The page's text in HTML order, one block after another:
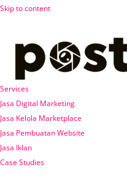
Skip to content
Services
Jasa Digital Marketing
Jasa Kelola Marketplace
Jasa Pembuatan Website
Jasa Iklan
Case Studies